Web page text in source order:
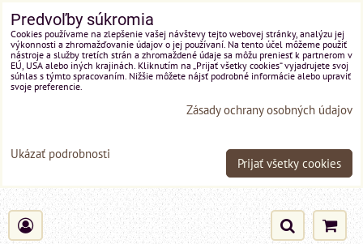
Predvoľby súkromia
Cookies používame na zlepšenie vašej návštevy tejto webovej stránky, analýzu jej
výkonnosti a zhromažďovanie údajov o jej používaní. Na tento účel môžeme použiť
nástroje a služby tretích strán a zhromaždené údaje sa môžu preniesť k partnerom v
EÚ, USA alebo iných krajinách. Kliknutím na „Prijať všetky cookies“ vyjadrujete svoj
súhlas s týmto spracovaním. Nižšie môžete nájsť podrobné informácie alebo upraviť
svoje preferencie.
Zásady ochrany osobných údajov
Ukázať podrobnosti
Prijať všetky cookies